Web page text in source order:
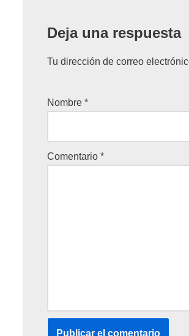
Deja una respuesta
Tu dirección de correo
Nombre *
Comentario *